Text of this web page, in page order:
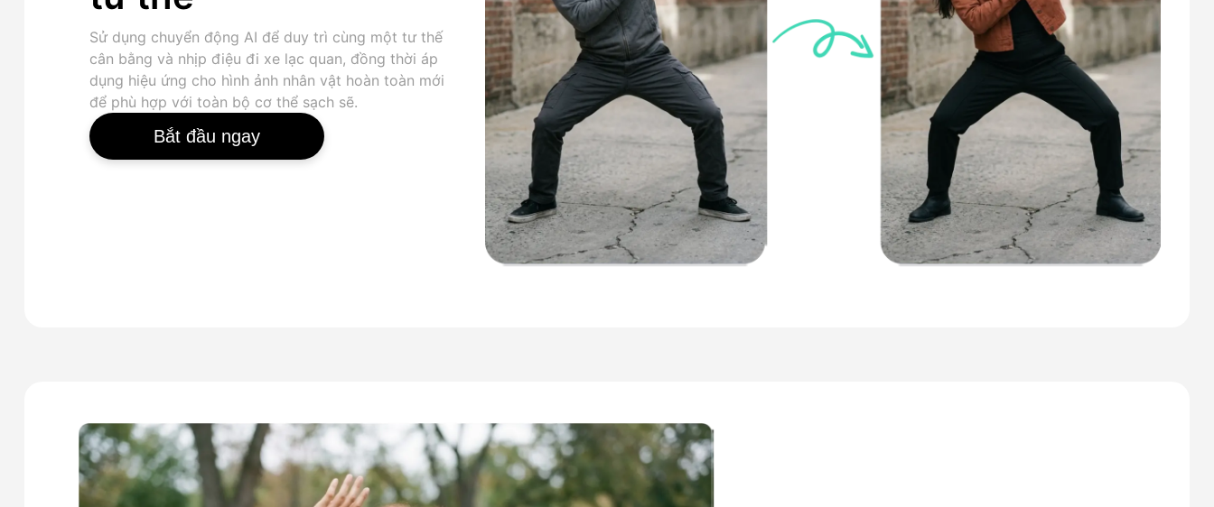
Sử dụng chuyển động AI để duy trì cùng một tư thế
cân bằng và nhịp điệu đi xe lạc quan, đồng thời áp
dụng hiệu ứng cho hình ảnh nhân vật hoàn toàn mới
để phù hợp với toàn bộ cơ thể sạch sẽ.
Bắt đầu ngay